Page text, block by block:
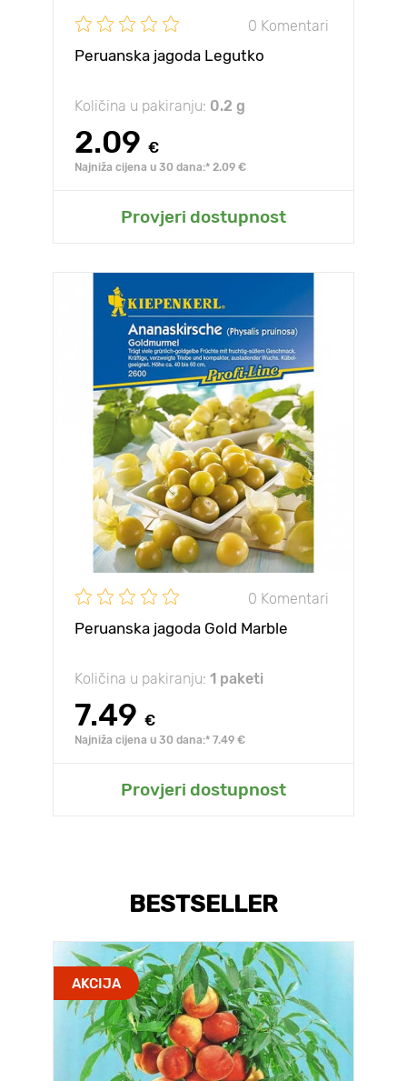
0 Komentari
Peruanska jagoda Legutko
Količina u pakiranju: 0.2 g
2.09 €
Najniža cijena u 30 dana:* 2.09 €
Provjeri dostupnost
0 Komentari
Peruanska jagoda Gold Marble
Količina u pakiranju: 1 paketi
7.49 €
Najniža cijena u 30 dana:* 7.49 €
Provjeri dostupnost
BESTSELLER
AKCIJA